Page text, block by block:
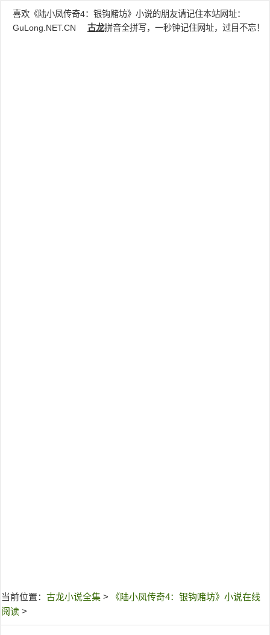
喜欢《陆小凤传奇4：银钩赌坊》小说的朋友请记住本站网址：
GuLong.NET.CN
古龙拼音全拼写，一秒钟记住网址，过目不忘！
当前位置： 古龙小说全集 >
《陆小凤传奇4：银钩赌坊》小说在线
阅读 >